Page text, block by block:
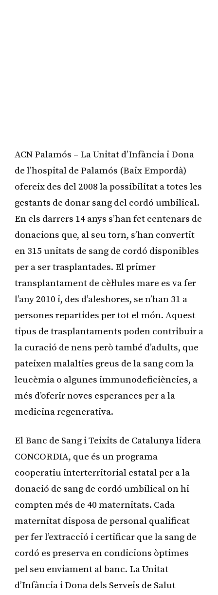
ACN Palamós – La Unitat d’Infància i Dona
de l’hospital de Palamós (Baix Empordà)
ofereix des del 2008 la possibilitat a totes les
gestants de donar sang del cordó umbilical.
En els darrers 14 anys s’han fet centenars de
donacions que, al seu torn, s’han convertit
en 315 unitats de sang de cordó disponibles
per a ser trasplantades. El primer
transplantament de cèl·lules mare es va fer
l’any 2010 i, des d’aleshores, se n’han 31 a
persones repartides per tot el món. Aquest
tipus de trasplantaments poden contribuir a
la curació de nens però també d’adults, que
pateixen malalties greus de la sang com la
leucèmia o algunes immunodeficiències, a
més d’oferir noves esperances per a la
medicina regenerativa.
El Banc de Sang i Teixits de Catalunya lidera
CONCORDIA, que és un programa
cooperatiu interterritorial estatal per a la
donació de sang de cordó umbilical on hi
compten més de 40 maternitats. Cada
maternitat disposa de personal qualificat
per fer l’extracció i certificar que la sang de
cordó es preserva en condicions òptimes
pel seu enviament al banc. La Unitat
d’Infància i Dona dels Serveis de Salut